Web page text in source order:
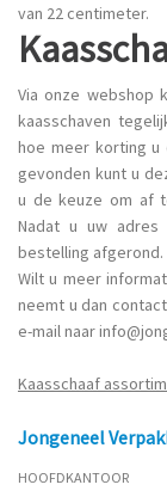
van 22 centimeter.
Via onze webshop
kaasschaven
hoe meer korting u
gevonden kunt u
u de keuze om af
Nadat u uw
bestelling afgerond.
Wilt u meer
neemt u dan
e-mail naar
Kaasschaaf
Jongeneel
HOOFDKANTOOR